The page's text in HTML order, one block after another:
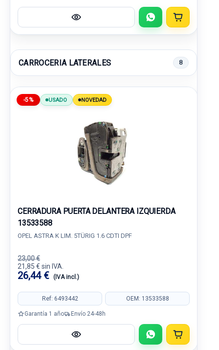
CARROCERIA LATERALES 8
-5% USADO NOVEDAD
CERRADURA PUERTA DELANTERA IZQUIERDA
13533588
OPEL ASTRA K LIM. 5TÜRIG 1.6 CDTI DPF
23,00 €
21,85 € sin IVA.
26,44 € (IVA incl.)
Ref: 6493442 OEM: 13533588
Garantía 1 año Envío 24-48h